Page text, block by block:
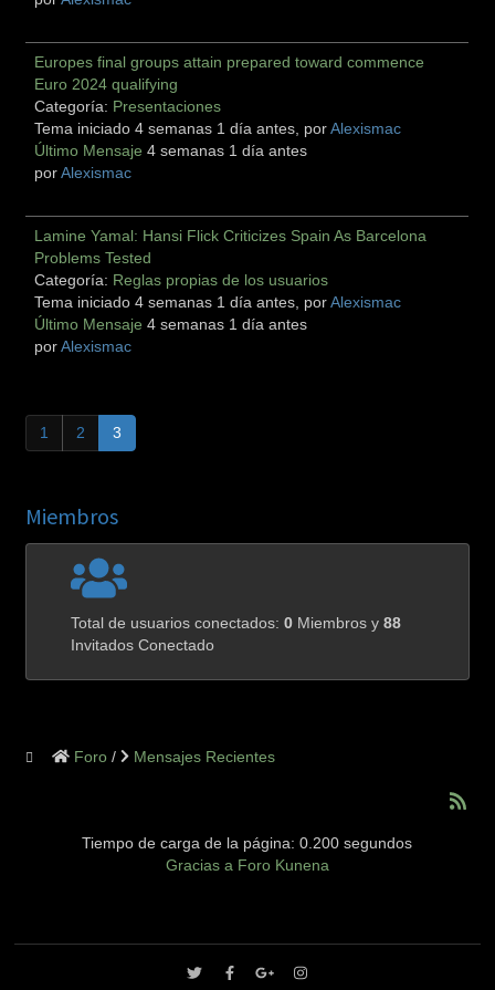
Europes final groups attain prepared toward commence
Euro 2024 qualifying
Categoría: Presentaciones
Tema iniciado 4 semanas 1 día antes, porAlexismac
Último Mensaje 4 semanas 1 día antes
porAlexismac
Lamine Yamal: Hansi Flick Criticizes Spain As Barcelona
Problems Tested
Categoría: Reglas propias de los usuarios
Tema iniciado 4 semanas 1 día antes, porAlexismac
Último Mensaje 4 semanas 1 día antes
porAlexismac
1 2 3
Miembros
Total de usuarios conectados:0 Miembros y 88
Invitados Conectado
Foro Mensajes Recientes
Tiempo de carga de la página: 0.200 segundos
Gracias a Foro Kunena